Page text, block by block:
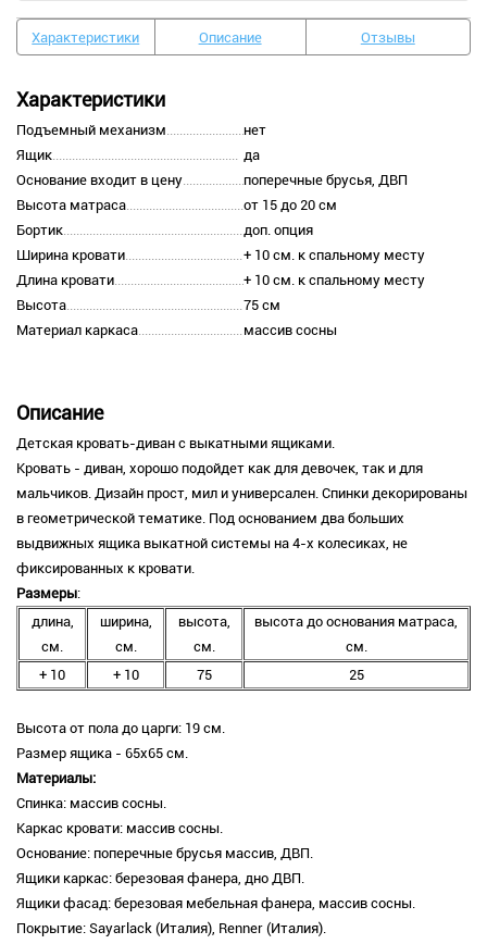
Характеристики Описание Отзывы
Характеристики
Подъемный механизм
нет
Ящик
да
Основание входит в цену
поперечные брусья, ДВП
Высота матраса
от 15 до 20 см
Бортик
доп. опция
Ширина кровати
+ 10 см. к спальному месту
Длина кровати
+ 10 см. к спальному месту
Высота
75 см
Материал каркаса
массив сосны
Описание
Детская кровать-диван с выкатными ящиками.
Кровать - диван, хорошо подойдет как для девочек, так и для
мальчиков. Дизайн прост, мил и универсален. Спинки декорированы
в геометрической тематике. Под основанием два больших
выдвижных ящика выкатной системы на 4-х колесиках, не
фиксированных к кровати.
Размеры:
длина,
см.
ширина,
см.
высота,
см.
высота до основания матраса,
см.
+ 10
+ 10 75 25
Высота от пола до царги: 19 см.
Размер ящика - 65х65 см.
Материалы:
Спинка: массив сосны.
Каркас кровати: массив сосны.
Основание: поперечные брусья массив, ДВП.
Ящики каркас: березовая фанера, дно ДВП.
Ящики фасад: березовая мебельная фанера, массив сосны.
Покрытие: Sayarlack (Италия), Renner (Италия).